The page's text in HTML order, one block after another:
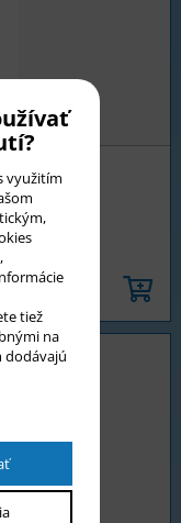
využitím
tiež
na
dodávajú